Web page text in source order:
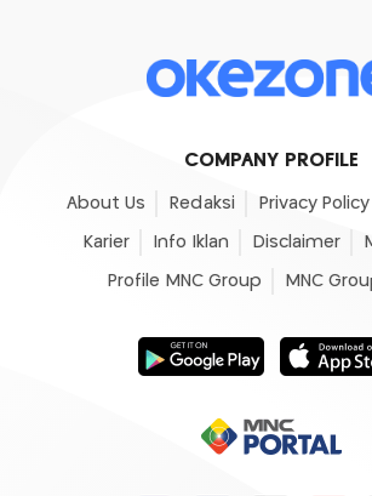
COMPANY PROFILE
About Us Redaksi Privacy Policy
Karier Info Iklan Disclaimer
Profile MNC Group MNC